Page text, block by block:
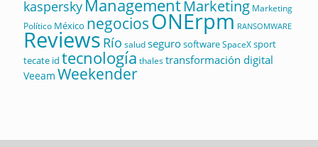
kaspersky ManagementMarketing Marketing
Político México negociosONErpm RANSOMWARE
Reviews Río saludsegurosoftwareSpaceXsport
tecate id tecnología thalestransformación digital
Veeam Weekender